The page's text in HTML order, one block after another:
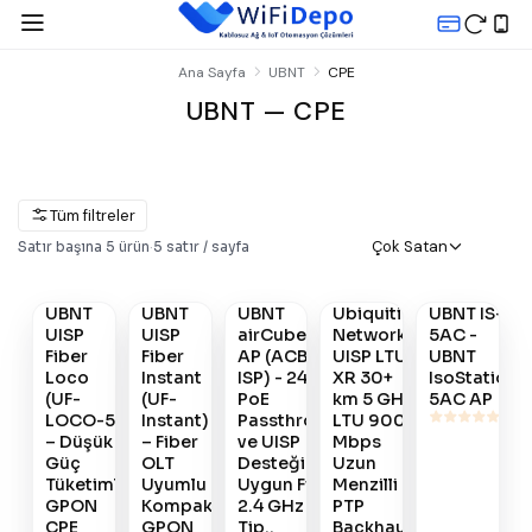
Ana Sayfa UBNT CPE
UBNT — CPE
Tüm filtreler
Satır başına 5 ürün·5 satır / sayfa Çok Satan
906
Gelince
Ver
UBNT
UISP
Fiber
Loco
(UF-
LOCO-5)
– Düşük
Güç
Tüketimli
GPON
CPE
905
Gelince
Ver
UBNT
UISP
Fiber
Instant
(UF-
Instant)
– Fiber
OLT
Uyumlu
Kompakt
GPON
895
Gelince
Ver
UBNT
airCube ISP
AP (ACB-
ISP) - 24V
PoE
Passthrough
ve UISP
Desteği ile
Uygun Fiyatlı
2.4 GHz Ev
Tip..
#803
Gelince
Ver
Ubiquiti
Networks
UISP LTU-
XR 30+
km 5 GHz
LTU 900+
Mbps
Uzun
Menzilli
PTP
Backhaul
#655
Gelince
Ver
UBNT IS-
5AC -
UBNT
IsoStation
5AC AP